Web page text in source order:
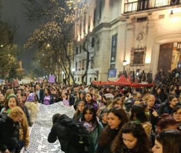
lesbianas, gays, bisexuales,
y transgéneros) y otras
Según el informe anual del
de Crímenes de Odio LGBT+, fue
desde la creación de este organismo,
de más del 60% respecto de 2024,
140 casos. Se trata, dice el
aumento “abrupto, excepcional y
a la progresión observada en